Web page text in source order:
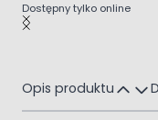
Dostępny tylko online
Main image
Click to view image
Opis produktu